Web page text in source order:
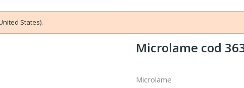
States).
Microlame cod
Microlame